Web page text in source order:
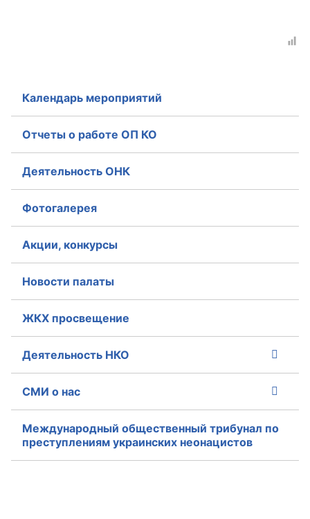
Доходы руководителя за 2024 г.
Календарь мероприятий
Отчеты о работе ОП КО
Деятельность ОНК
Фотогалерея
Акции, конкурсы
Новости палаты
ЖКХ просвещение
Деятельность НКО
СМИ о нас
Международный общественный трибунал по
преступлениям украинских неонацистов